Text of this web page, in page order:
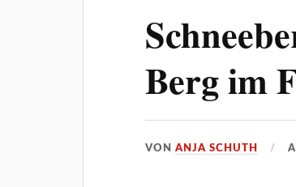
Berg im
VONANJA SCHUTH